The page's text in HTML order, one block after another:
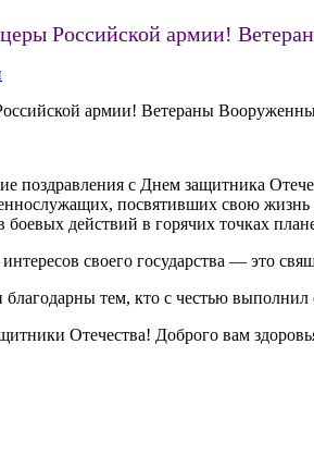
Российской армии!
армии! Ветераны
поздравления с Днем защитника
посвятивших свою
боевых действий в горячих точках
своего государства — это
тем, кто с честью выполнил
Отечества! Доброго вам